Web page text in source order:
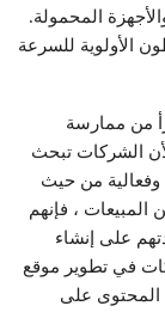
المحمولة.
الأولوية للسرعة
من ممارسة
الشركات تبحث
وفعالية من حيث
المبيعات ، فإنهم
على إنشاء
في تطوير موقع
المحتوى على